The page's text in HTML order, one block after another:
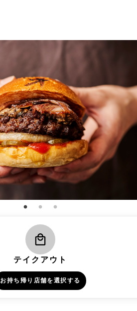
テイクアウト
お持ち帰り店舗を選択する